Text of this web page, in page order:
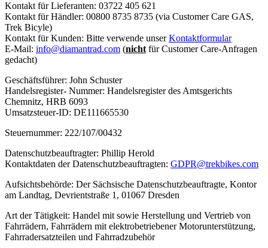
Kontakt für Lieferanten: 03722 405 621
Kontakt für Händler: 00800 8735 8735 (via Customer Care GAS,
Trek Bicyle)
Kontakt für Kunden: Bitte verwende unserKontaktformular
E-Mail: info@diamantrad.com (nicht für Customer Care-Anfragen
gedacht)
Geschäftsführer: John Schuster
Handelsregister- Nummer: Handelsregister des Amtsgerichts
Chemnitz, HRB 6093
Umsatzsteuer-ID: DE111665530
Steuernummer: 222/107/00432
Datenschutzbeauftragter: Phillip Herold
Kontaktdaten der Datenschutzbeauftragten: GDPR@trekbikes.com
Aufsichtsbehörde: Der Sächsische Datenschutzbeauftragte, Kontor
am Landtag, Devrientstraße 1, 01067 Dresden
Art der Tätigkeit: Handel mit sowie Herstellung und Vertrieb von
Fahrrädern, Fahrrädern mit elektrobetriebener Motorunterstützung,
Fahrradersatzteilen und Fahrradzubehör